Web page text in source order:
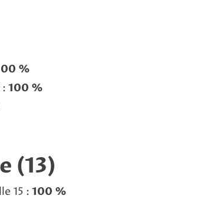
%
100 %
(13)
15 : 100 %